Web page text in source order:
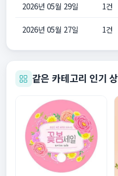
2026년 05월 29일 1건
2026년 05월 27일 1건
같은 카테고리 인기